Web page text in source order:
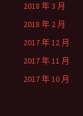
2018 年 3 月
2018 年 2 月
2017 年 12 月
2017 年 11 月
2017 年 10 月